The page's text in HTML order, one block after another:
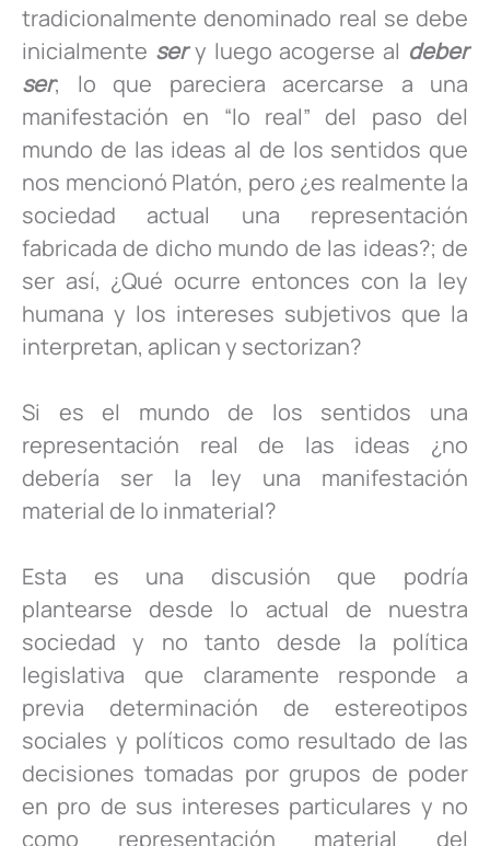
e
b
o
o
k
er e
dI
n
s
A
p
p
y
Li
n
k
p
ar
tir
tradicionalmente denominado real se debe
inicialmente sery luego acogerse al deber
ser; lo que pareciera acercarse a una
manifestación en “lo real” del paso del
mundo de las ideas al de los sentidos que
nos mencionó Platón, pero ¿es realmente la
sociedad actual una representación
fabricada de dicho mundo de las ideas?; de
ser así, ¿Qué ocurre entonces con la ley
humana y los intereses subjetivos que la
interpretan, aplican y sectorizan?
Si es el mundo de los sentidos una
representación real de las ideas ¿no
debería ser la ley una manifestación
material de lo inmaterial?
Esta es una discusión que podría
plantearse desde lo actual de nuestra
sociedad y no tanto desde la política
legislativa que claramente responde a
previa determinación de estereotipos
sociales y políticos como resultado de las
decisiones tomadas por grupos de poder
en pro de sus intereses particulares y no
como representación material del